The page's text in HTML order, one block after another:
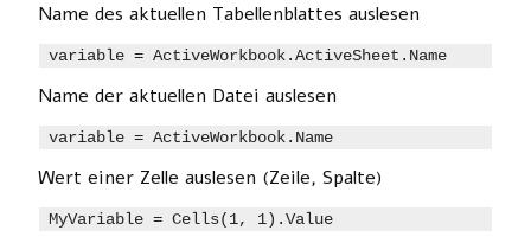
Name des aktuellen Tabellenblattes auslesen
variable = ActiveWorkbook.ActiveSheet.Name
Name der aktuellen Datei auslesen
variable = ActiveWorkbook.Name
Wert einer Zelle auslesen (Zeile, Spalte)
MyVariable = Cells(1, 1).Value